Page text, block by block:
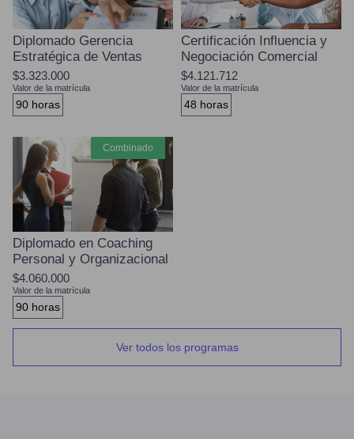
Diplomado Gerencia
Estratégica de Ventas
$3.323.000
Valor de la matrícula
90 horas
Certificación Influencia y
Negociación Comercial
$4.121.712
Valor de la matrícula
48 horas
combinado
Diplomado en Coaching
Personal y Organizacional
$4.060.000
Valor de la matrícula
90 horas
Ver todos los programas